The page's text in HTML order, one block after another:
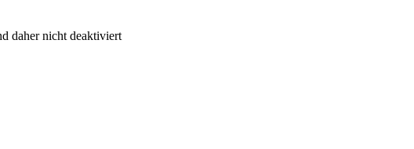
daher nicht deaktiviert